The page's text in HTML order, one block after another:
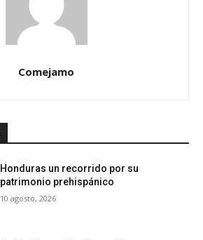
Comejamo
Honduras un recorrido por su
patrimonio prehispánico
10 agosto, 2026